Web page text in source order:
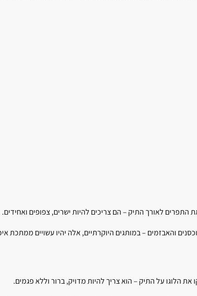
התפרים לאורך התיק – הם צריכים להיות ישרים, צפופים ואחידים.
והאבזמים – במותגים היוקרתיים, אלה יהיו עשויים ממתכת
הלוגו על התיק – הוא צריך להיות מדויק, ברור וללא פגמים.